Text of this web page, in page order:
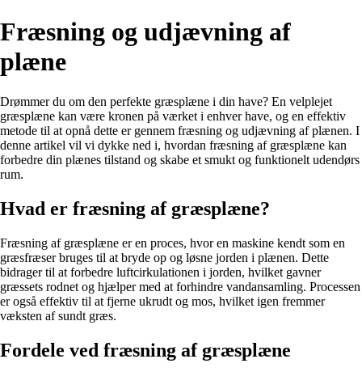
Fræsning og udjævning af
plæne
Drømmer du om den perfekte græsplæne i din have? En velplejet
græsplæne kan være kronen på værket i enhver have, og en effektiv
metode til at opnå dette er gennem fræsning og udjævning af plænen. I
denne artikel vil vi dykke ned i, hvordan fræsning af græsplæne kan
forbedre din plænes tilstand og skabe et smukt og funktionelt udendørs
rum.
Hvad er fræsning af græsplæne?
Fræsning af græsplæne er en proces, hvor en maskine kendt som en
græsfræser bruges til at bryde op og løsne jorden i plænen. Dette
bidrager til at forbedre luftcirkulationen i jorden, hvilket gavner
græssets rodnet og hjælper med at forhindre vandansamling. Processen
er også effektiv til at fjerne ukrudt og mos, hvilket igen fremmer
væksten af sundt græs.
Fordele ved fræsning af græsplæne